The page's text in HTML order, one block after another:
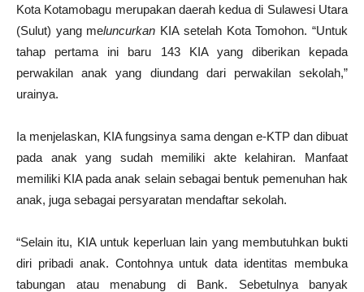
Kota Kotamobagu merupakan daerah kedua di Sulawesi Utara
(Sulut) yang meluncurkan KIA setelah Kota Tomohon. “Untuk
tahap pertama ini baru 143 KIA yang diberikan kepada
perwakilan anak yang diundang dari perwakilan sekolah,”
urainya.
Ia menjelaskan, KIA fungsinya sama dengan e-KTP dan dibuat
pada anak yang sudah memiliki akte kelahiran. Manfaat
memiliki KIA pada anak selain sebagai bentuk pemenuhan hak
anak, juga sebagai persyaratan mendaftar sekolah.
“Selain itu, KIA untuk keperluan lain yang membutuhkan bukti
diri pribadi anak. Contohnya untuk data identitas membuka
tabungan atau menabung di Bank. Sebetulnya banyak